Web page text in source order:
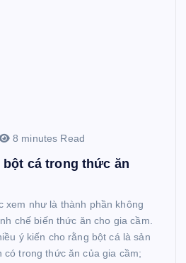
8 minutes Read
cá trong thức ăn
xem như là thành phần không
chế biến thức ăn cho gia cầm.
ý kiến cho rằng bột cá là sản
có trong thức ăn của gia cầm;